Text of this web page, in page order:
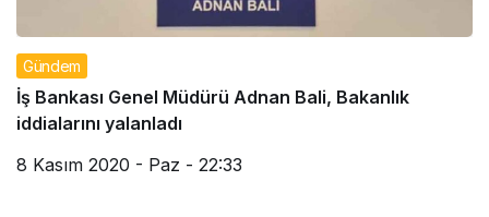
Gündem
İş Bankası Genel Müdürü Adnan Bali, Bakanlık
iddialarını yalanladı
8 Kasım 2020 - Paz - 22:33